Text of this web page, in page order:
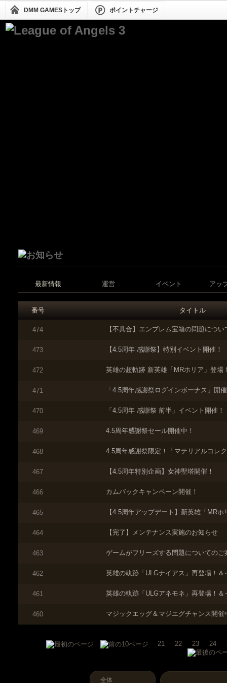
DMM GAMESトップ ポイントチャージ
最新情報 運営 イベント アッ
番号 タイトル
474 【不具合】エンブレム宝箱の問題につい
473 【4.5周年 感謝祭】特別イベント開催！
472 英雄の超軌跡 新英雄「MRホリア」登場
471 「4.5周年感謝祭ログインボーナス」開
470 「4.5周年 感謝祭 前半」イベント開催！
469 4.5周年感謝祭セール開催中！
468 4.5周年感謝祭限定！「マテリアルコレ
467 【4.5周年特別企画】女神聖塔開催！
466 カムバックキャンペーン開催！
465 【4.5周年アップデート】新英雄「MR
464 【完了】メンテナンス実施のお知らせ
463 ゲームがフリーズする問題についてのご
462 英雄の軌跡「ULGナイアス」再登場！＆
461 英雄の軌跡「ULGアネモネ」再登場！＆
460 マジックエッグ＆マジエグチャンス開催
21 22 23 24